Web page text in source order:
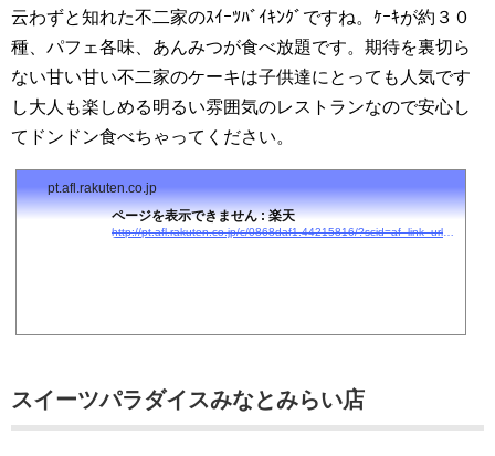
云わずと知れた不二家のｽｲｰﾂﾊﾞｲｷﾝｸﾞですね。ｹｰｷが約３０
種、パフェ各味、あんみつが食べ放題です。期待を裏切ら
ない甘い甘い不二家のケーキは子供達にとっても人気です
し大人も楽しめる明るい雰囲気のレストランなので安心し
てドンドン食べちゃってください。
pt.afl.rakuten.co.jp
ページを表示できません : 楽天
スイーツパラダイスみなとみらい店